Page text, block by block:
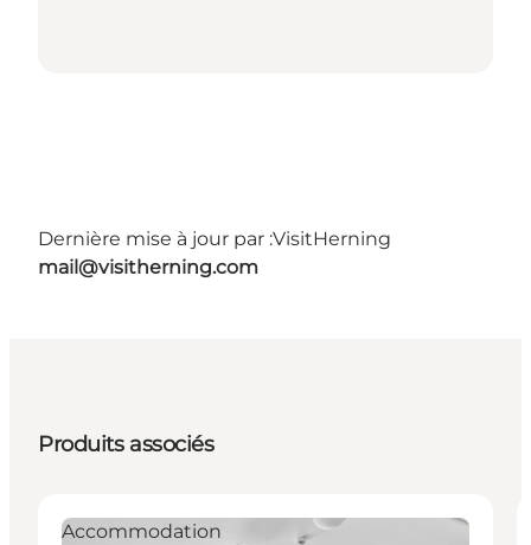
Dernière mise à jour par :VisitHerning
mail@visitherning.com
Produits associés
Accommodation